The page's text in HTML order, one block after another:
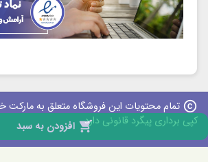
 افزودن به سبد
copyright تمام محتویات این فروشگاه متعلق به مارکت
کپی برداری پیگرد قانونی دارد